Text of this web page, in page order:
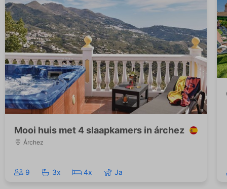
Mooi huis met 4 slaapkamers in árchez
Árchez
9 3x 4x Ja